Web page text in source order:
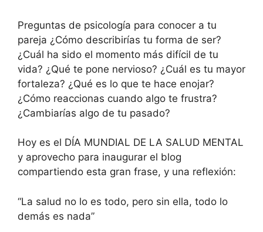
Preguntas de psicología para conocer a tu
pareja ¿Cómo describirías tu forma de ser?
¿Cuál ha sido el momento más difícil de tu
vida? ¿Qué te pone nervioso? ¿Cuál es tu mayor
fortaleza? ¿Qué es lo que te hace enojar?
¿Cómo reaccionas cuando algo te frustra?
¿Cambiarías algo de tu pasado?
Hoy es el DÍA MUNDIAL DE LA SALUD MENTAL
y aprovecho para inaugurar el blog
compartiendo esta gran frase, y una reflexión:
“La salud no lo es todo, pero sin ella, todo lo
demás es nada”